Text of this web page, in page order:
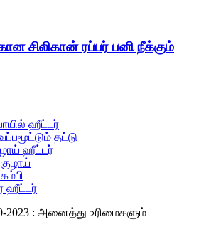
சிலிகான் ரப்பர் பனி நீக்கும்
ஹீட்டர்
தட்டு
ஹீட்டர்
ஹீட்டர்
2023 : அனைத்து உரிமைகளும்